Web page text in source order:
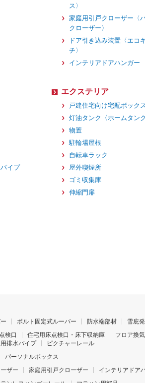
ス〉
家庭用引戸クローザー〈
クローザー〉
ドア引き込み装置〈エコ
チ〉
インテリアドアハンガー
イプ
エクステリア
戸建住宅向け宅配ボック
灯油タンク〈ホームタンク
物置
駐輪場屋根
自転車ラック
屋外喫煙所
ゴミ収集庫
伸縮門扉
ボルト固定式ルーバー 防水端部材 雪庇
検口 住宅用床点検口・床下収納庫 フロア換
排水パイプ
ピクチャーレール
パーソナルボックス
ザー 家庭用引戸クローザー
インテリアドア